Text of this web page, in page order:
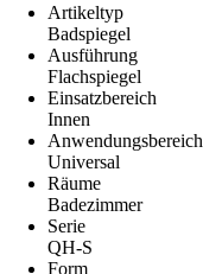
Artikeltyp
Badspiegel
Ausführung
Flachspiegel
Einsatzbereich
Innen
Anwendungsbereich
Universal
Räume
Badezimmer
Serie
QH-S
Form